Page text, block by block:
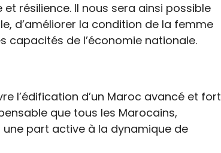
résilience. Il nous sera ainsi possible
d’améliorer la condition de la femme
capacités de l’économie nationale.
l’édification d’un Maroc avancé et fort
que tous les Marocains,
part active à la dynamique de